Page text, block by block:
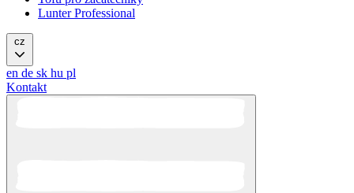
Lunter Professional
cz
en de sk hu pl
Kontakt